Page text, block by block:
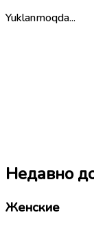
Yuklanmoqda...
Недавно
Женские